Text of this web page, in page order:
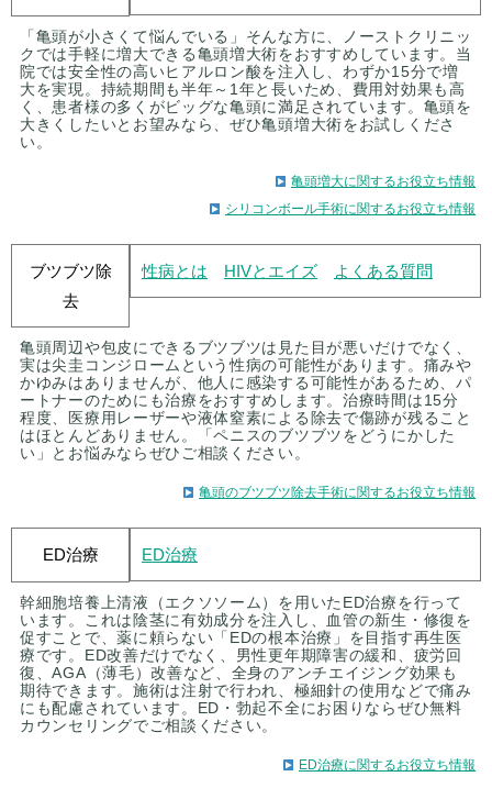
「亀頭が小さくて悩んでいる」そんな方に、ノーストクリニッ
クでは手軽に増大できる亀頭増大術をおすすめしています。当
院では安全性の高いヒアルロン酸を注入し、わずか15分で増
大を実現。持続期間も半年～1年と長いため、費用対効果も高
く、患者様の多くがビッグな亀頭に満足されています。亀頭を
大きくしたいとお望みなら、ぜひ亀頭増大術をお試しくださ
い。
亀頭増大に関するお役立ち情報
シリコンボール手術に関するお役立ち情報
ブツブツ除
去
性病とは HIVとエイズ よくある質問
亀頭周辺や包皮にできるブツブツは見た目が悪いだけでなく、
実は尖圭コンジロームという性病の可能性があります。痛みや
かゆみはありませんが、他人に感染する可能性があるため、パ
ートナーのためにも治療をおすすめします。治療時間は15分
程度、医療用レーザーや液体窒素による除去で傷跡が残ること
はほとんどありません。「ペニスのブツブツをどうにかした
い」とお悩みならぜひご相談ください。
亀頭のブツブツ除去手術に関するお役立ち情報
ED治療 ED治療
幹細胞培養上清液（エクソソーム）を用いたED治療を行って
います。これは陰茎に有効成分を注入し、血管の新生・修復を
促すことで、薬に頼らない「EDの根本治療」を目指す再生医
療です。ED改善だけでなく、男性更年期障害の緩和、疲労回
復、AGA（薄毛）改善など、全身のアンチエイジング効果も
期待できます。施術は注射で行われ、極細針の使用などで痛み
にも配慮されています。ED・勃起不全にお困りならぜひ無料
カウンセリングでご相談ください。
ED治療に関するお役立ち情報